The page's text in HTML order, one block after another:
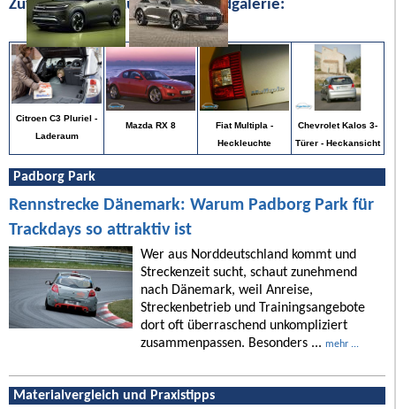
Zufällige Bilder aus unserer Bildgalerie:
Citroen C3 Pluriel -
Laderaum
Mazda RX 8
Fiat Multipla -
Heckleuchte
Chevrolet Kalos 3-
Türer - Heckansicht
Padborg Park
Rennstrecke Dänemark: Warum Padborg Park für
Trackdays so attraktiv ist
Wer aus Norddeutschland kommt und
Streckenzeit sucht, schaut zunehmend
nach Dänemark, weil Anreise,
Streckenbetrieb und Trainingsangebote
dort oft überraschend unkompliziert
zusammenpassen. Besonders ... mehr ...
Materialvergleich und Praxistipps